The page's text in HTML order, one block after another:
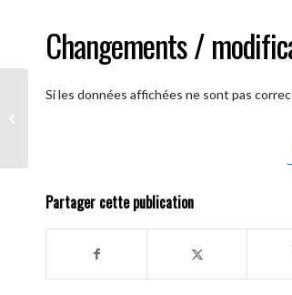
Changements /
Si les données affichées ne sont pas
Partager cette publication